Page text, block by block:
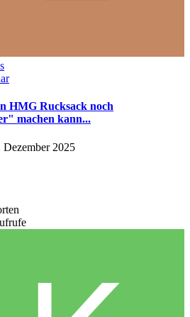
HMG Rucksack noch
machen kann...
Dezember 2025